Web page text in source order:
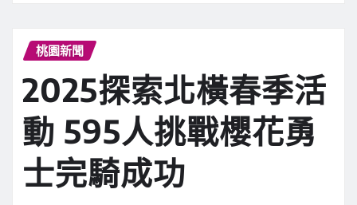
桃園新聞
2025探索北橫春季活
動 595人挑戰櫻花勇
士完騎成功